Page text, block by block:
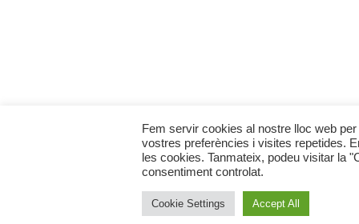
Fem servir cookies al nostre lloc web
vostres preferències i visites repetides.
les cookies. Tanmateix, podeu visitar la
consentiment controlat.
Cookie Settings Accept All